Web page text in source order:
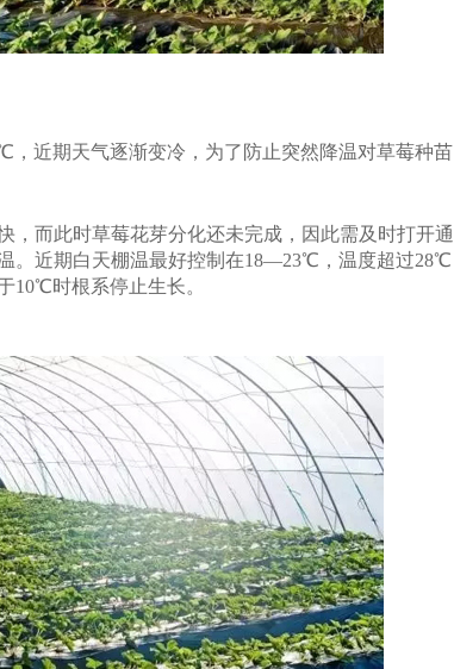
近期天气逐渐变冷，为了防止突然降温对草莓种苗
，而此时草莓花芽分化还未完成，因此需及时打开通
。近期白天棚温最好控制在18—23℃，温度超过28℃
10℃时根系停止生长。